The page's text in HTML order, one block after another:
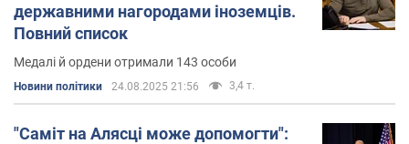
державними нагородами іноземців.
Повний список
Медалі й ордени отримали 143 особи
Новини політики 24.08.2025 21:56 3,4 т.
"Саміт на Алясці може допомогти":